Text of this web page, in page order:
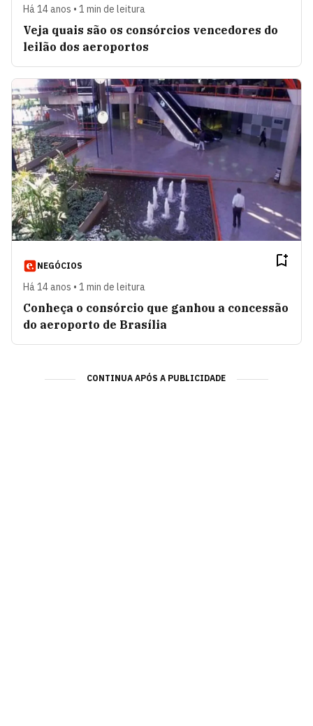
Há 14 anos • 1 min de leitura
Veja quais são os consórcios vencedores do
leilão dos aeroportos
NEGÓCIOS
Há 14 anos • 1 min de leitura
Conheça o consórcio que ganhou a concessão
do aeroporto de Brasília
CONTINUA APÓS A PUBLICIDADE